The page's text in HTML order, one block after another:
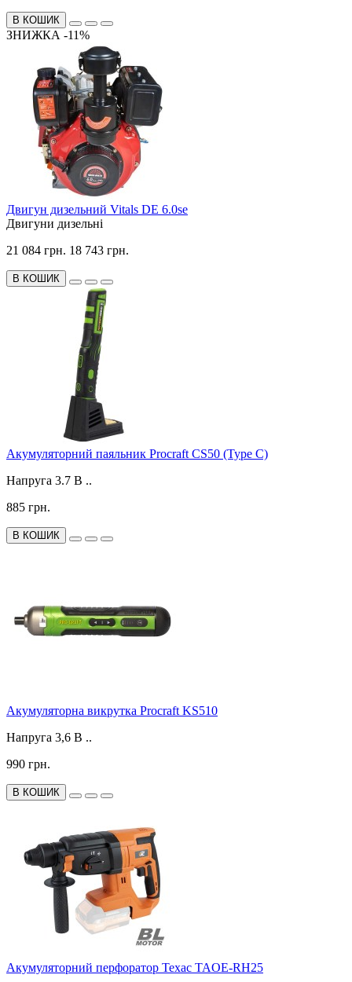
В КОШИК
ЗНИЖКА -11%
Двигун дизельний Vitals DE 6.0se
Двигуни дизельні
21 084 грн. 18 743 грн.
В КОШИК
Акумуляторний паяльник Procraft CS50 (Type C)
Напруга 3.7 В ..
885 грн.
В КОШИК
Акумуляторна викрутка Procraft KS510
Напруга 3,6 В ..
990 грн.
В КОШИК
Акумуляторний перфоратор Техас TAOE-RH25